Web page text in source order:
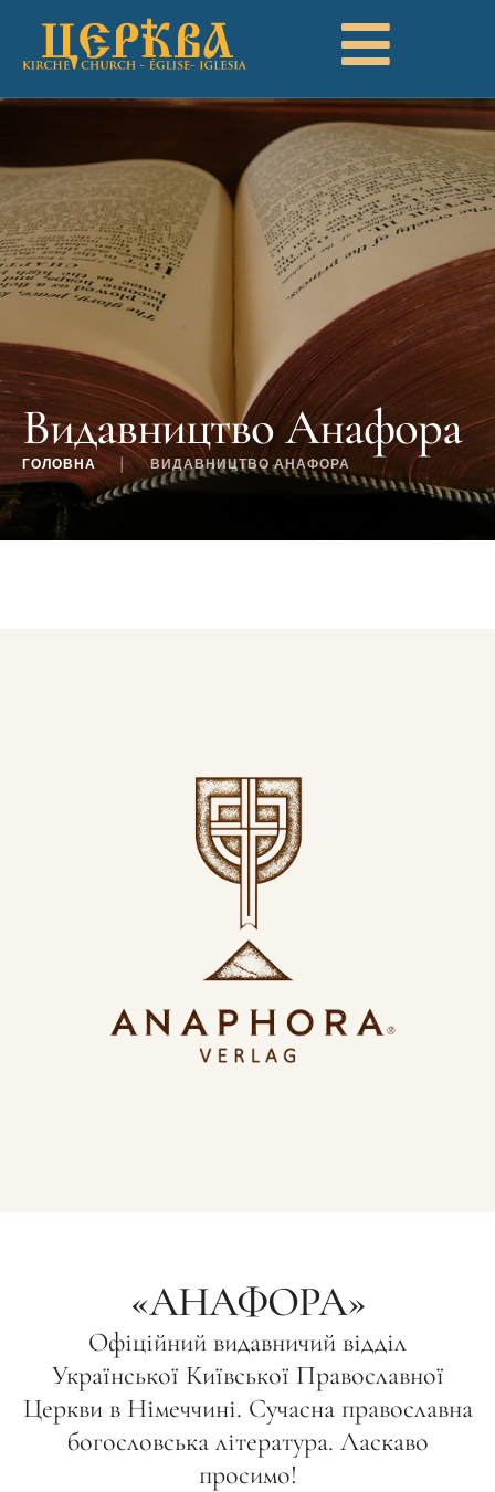
Видавництво Анафора
ГОЛОВНА ВИДАВНИЦТВО АНАФОРА
«АНАФОРА»
Офіційний видавничий відділ
Української Київської Православної
Церкви в Німеччині. Сучасна православна
богословська література. Ласкаво
просимо!